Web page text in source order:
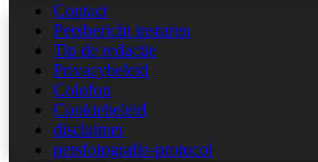
Contact
Persbericht insturen
Tip de redactie
Privacybeleid
Colofon
Cookiebeleid
disclaimer
persfotografie‑protocol